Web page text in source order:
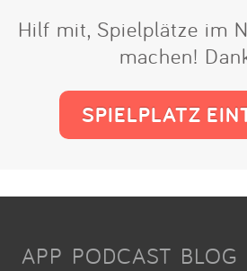
Hilf mit, Spielplätze im
machen!
SPIELPLATZ
APP PODCAST BLOG